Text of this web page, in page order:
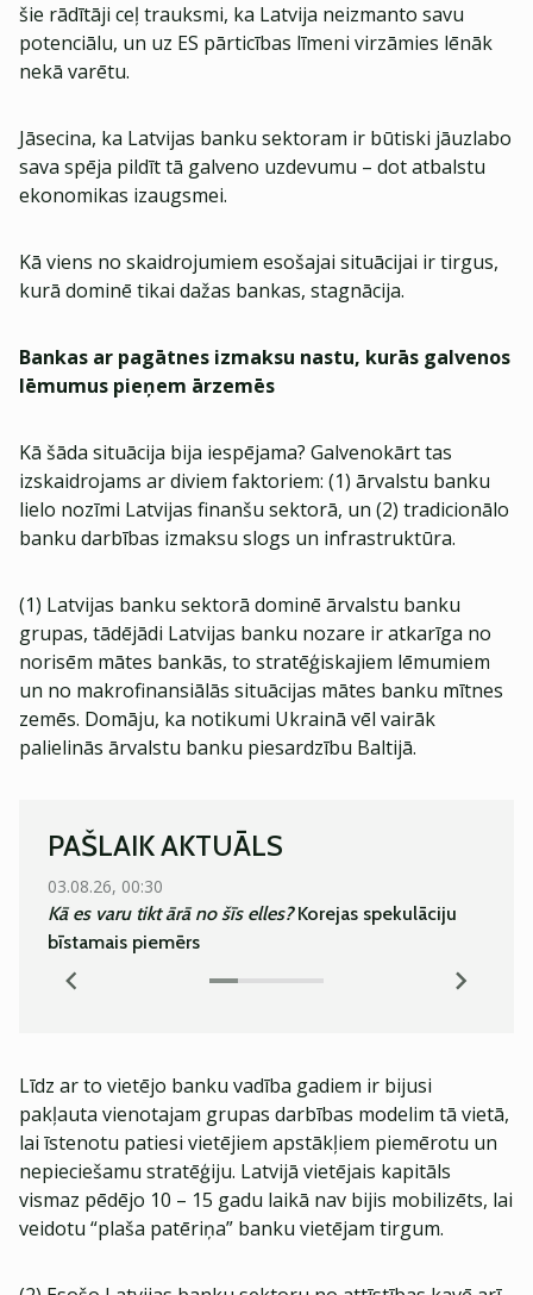
šie rādītāji ceļ trauksmi, ka Latvija neizmanto savu
potenciālu, un uz ES pārticības līmeni virzāmies lēnāk
nekā varētu.
Jāsecina, ka Latvijas banku sektoram ir būtiski jāuzlabo
sava spēja pildīt tā galveno uzdevumu – dot atbalstu
ekonomikas izaugsmei.
Kā viens no skaidrojumiem esošajai situācijai ir tirgus,
kurā dominē tikai dažas bankas, stagnācija.
Bankas ar pagātnes izmaksu nastu, kurās galvenos
lēmumus pieņem ārzemēs
Kā šāda situācija bija iespējama? Galvenokārt tas
izskaidrojams ar diviem faktoriem: (1) ārvalstu banku
lielo nozīmi Latvijas finanšu sektorā, un (2) tradicionālo
banku darbības izmaksu slogs un infrastruktūra.
(1) Latvijas banku sektorā dominē ārvalstu banku
grupas, tādējādi Latvijas banku nozare ir atkarīga no
norisēm mātes bankās, to stratēģiskajiem lēmumiem
un no makrofinansiālās situācijas mātes banku mītnes
zemēs. Domāju, ka notikumi Ukrainā vēl vairāk
palielinās ārvalstu banku piesardzību Baltijā.
PAŠLAIK AKTUĀLS
03.08.26, 00:30
Kā es varu tikt ārā no šīs elles?Korejas spekulāciju
bīstamais piemērs
Līdz ar to vietējo banku vadība gadiem ir bijusi
pakļauta vienotajam grupas darbības modelim tā vietā,
lai īstenotu patiesi vietējiem apstākļiem piemērotu un
nepieciešamu stratēģiju. Latvijā vietējais kapitāls
vismaz pēdējo 10 – 15 gadu laikā nav bijis mobilizēts, lai
veidotu “plaša patēriņa” banku vietējam tirgum.